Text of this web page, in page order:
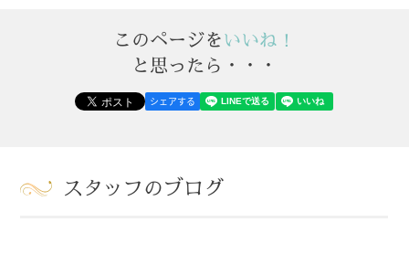
このページをいいね！
と思ったら・・・
シェアする
スタッフのブログ